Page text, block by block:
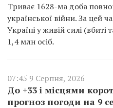
Триває 1628-ма доба
української війни. За цей
Україні у живій силі
1,4 млн осіб.
07:45 9 Серпня, 2026
До +33 і місцями
прогноз погоди на 9